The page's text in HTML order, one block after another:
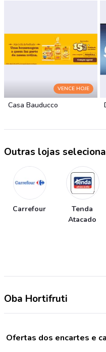
VENCE HOJE
Casa Bauducco
Outras lojas
Carrefour
Tenda
Atacado
Oba Hortifruti
Ofertas dos encartes e